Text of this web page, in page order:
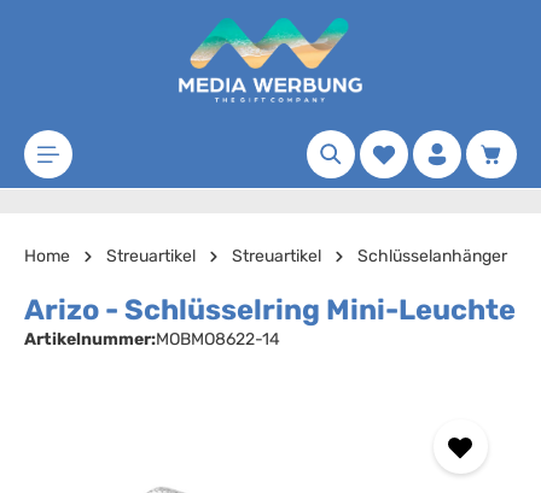
Zum Hauptinhalt springen
Merkzettel
Home Streuartikel Streuartikel Schlüsselanhänger
Arizo - Schlüsselring Mini-Leuchte
Artikelnummer:MOBMO8622-14